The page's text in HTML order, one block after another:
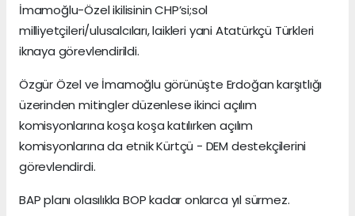
İmamoğlu-Özel ikilisinin CHP’si;sol
milliyetçileri/ulusalcıları, laikleri yani Atatürkçü Türkleri
iknaya görevlendirildi.
Özgür Özel ve İmamoğlu görünüşte Erdoğan karşıtlığı
üzerinden mitingler düzenlese ikinci açılım
komisyonlarına koşa koşa katılırken açılım
komisyonlarına da etnik Kürtçü - DEM destekçilerini
görevlendirdi.
BAP planı olasılıkla BOP kadar onlarca yıl sürmez.